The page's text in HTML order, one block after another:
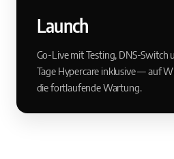
Launch
Go-Live mit Testing, DNS-Switch
Tage Hypercare inklusive — auf
die fortlaufende Wartung.